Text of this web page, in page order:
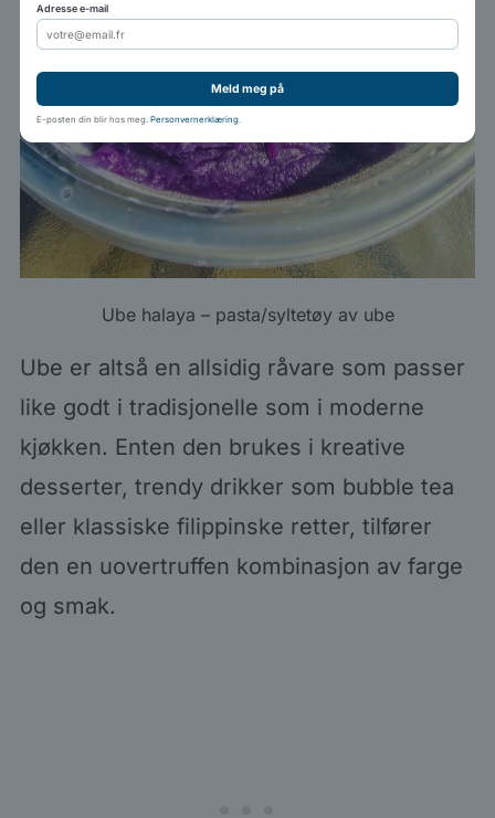
Ube halaya – pasta/syltetøy av ube
Ube er altså en allsidig råvare som passer
like godt i tradisjonelle som i moderne
kjøkken. Enten den brukes i kreative
desserter, trendy drikker som bubble tea
eller klassiske filippinske retter, tilfører
den en uovertruffen kombinasjon av farge
og smak.
Adresse e-mail
Meld meg på
E-posten din blir hos meg. Personvernerklæring.